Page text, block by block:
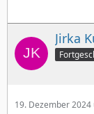
Jirka
19. Dezember 2024